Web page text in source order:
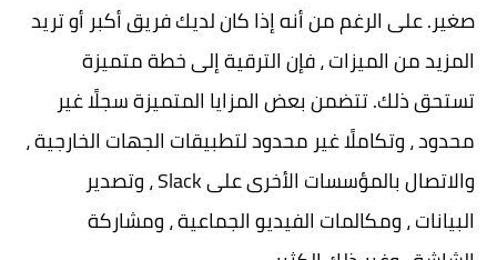
صغير. على الرغم من أنه إذا كان لديك فريق أكبر أو تريد
المزيد من الميزات ، فإن الترقية إلى خطة متميزة
تستحق ذلك. تتضمن بعض المزايا المتميزة سجلًا غير
محدود ، وتكاملًا غير محدود لتطبيقات الجهات الخارجية ،
والاتصال بالمؤسسات الأخرى على Slack ، وتصدير
البيانات ، ومكالمات الفيديو الجماعية ، ومشاركة